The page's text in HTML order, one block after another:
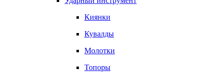
Киянки
Кувалды
Молотки
Топоры